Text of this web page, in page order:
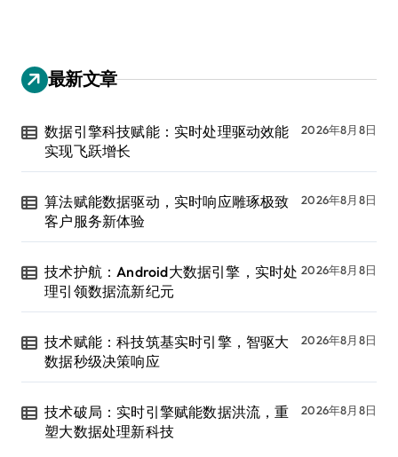
最新文章
数据引擎科技赋能：实时处理驱动效能
实现飞跃增长
2026年8月8日
算法赋能数据驱动，实时响应雕琢极致
客户服务新体验
2026年8月8日
技术护航：Android大数据引擎，实时处
理引领数据流新纪元
2026年8月8日
技术赋能：科技筑基实时引擎，智驱大
数据秒级决策响应
2026年8月8日
技术破局：实时引擎赋能数据洪流，重
塑大数据处理新科技
2026年8月8日